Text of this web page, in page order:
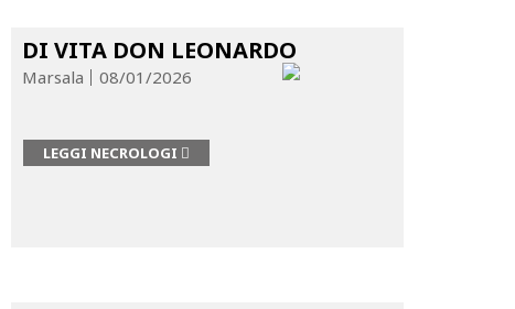
DI VITA DON LEONARDO
Marsala 08/01/2026
LEGGI NECROLOGI